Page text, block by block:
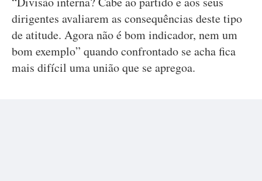
dirigentes avaliarem as consequências deste tipo
de atitude. Agora não é bom indicador, nem um
bom exemplo” quando confrontado se acha fica
mais difícil uma união que se apregoa.